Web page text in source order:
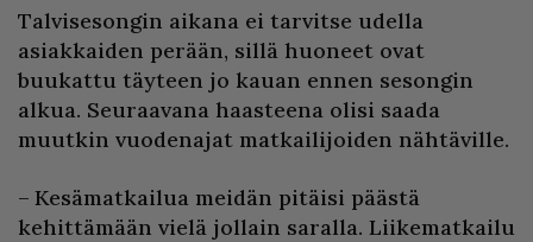
Talvisesongin aikana ei tarvitse udella
asiakkaiden perään, sillä huoneet ovat
buukattu täyteen jo kauan ennen sesongin
alkua. Seuraavana haasteena olisi saada
muutkin vuodenajat matkailijoiden nähtäville.
– Kesämatkailua meidän pitäisi päästä
kehittämään vielä jollain saralla. Liikematkailu